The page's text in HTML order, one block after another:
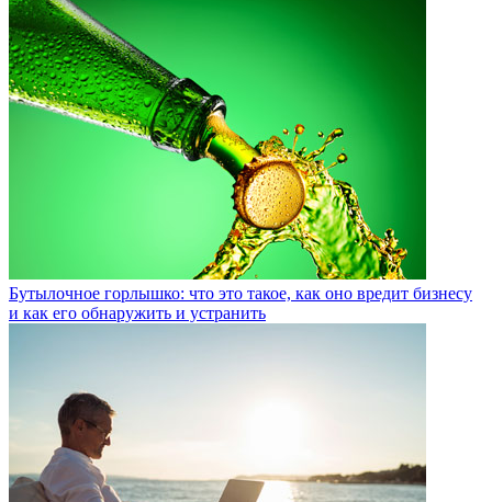
Бутылочное горлышко: что это такое, как оно вредит бизнесу
и как его обнаружить и устранить